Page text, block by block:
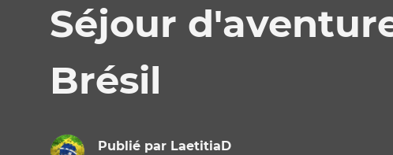
Séjour
Brésil
Publié par LaetitiaD